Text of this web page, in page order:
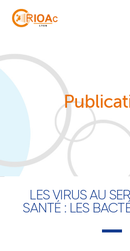
LES VIRUS AU
SANTÉ : LES
Cookies management panel